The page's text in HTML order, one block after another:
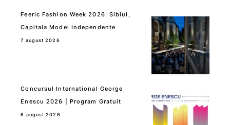
Feeric Fashion Week 2026: Sibiul,
Capitala Modei Independente
7 august 2026
Concursul International George
Enescu 2026 | Program Gratuit
6 august 2026